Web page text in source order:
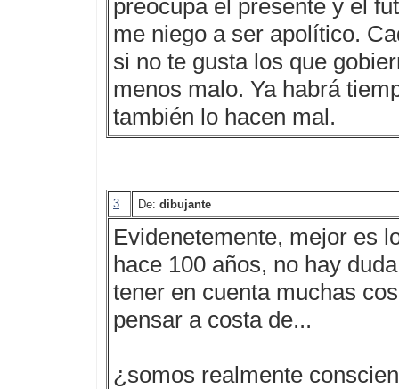
preocupa el presente y el
me niego a ser apolítico.
si no te gusta los que
menos malo. Ya habrá
también lo hacen mal.
3 De: dibujante
Evidenetemente, mejor es
hace 100 años, no hay
tener en cuenta muchas
pensar a costa de...
¿somos realmente